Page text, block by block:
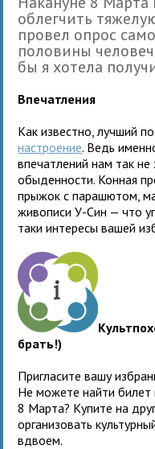
облегчить
провел опрос
половины
бы я хотела
Впечатления
Как известно, лучший
настроение. Ведь
впечатлений нам так
обыденности. Конная
прыжок с парашютом,
живописи У-Син — что
таки интересы вашей
брать!)
Пригласите вашу
Не можете найти билет
8 Марта? Купите на
организовать
вдвоем.